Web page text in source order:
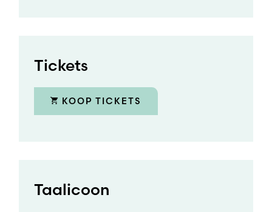
Tickets
KOOP TICKETS
Taalicoon